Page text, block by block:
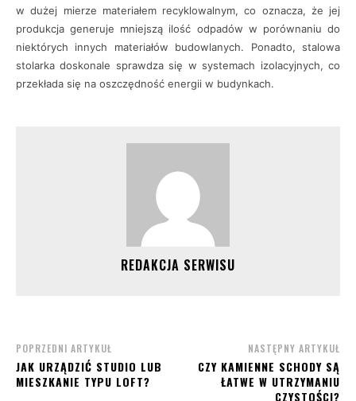
w dużej mierze materiałem recyklowalnym, co oznacza, że jej
produkcja generuje mniejszą ilość odpadów w porównaniu do
niektórych innych materiałów budowlanych. Ponadto, stalowa
stolarka doskonale sprawdza się w systemach izolacyjnych, co
przekłada się na oszczędność energii w budynkach.
REDAKCJA SERWISU
POPRZEDNI ARTYKUŁ
JAK URZĄDZIĆ STUDIO LUB
MIESZKANIE TYPU LOFT?
NASTĘPNY ARTYKUŁ
CZY KAMIENNE SCHODY SĄ
ŁATWE W UTRZYMANIU
CZYSTOŚCI?